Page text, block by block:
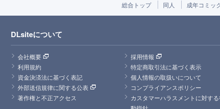
総合トップ 同人 成年コミッ
DLsiteについて
会社概要
採用情報
利用規約
特定商取引法に基づく表示
資金決済法に基づく表記
個人情報の取扱いについて
外部送信規律に関する公表
コンプライアンスポリシー
著作権と不正アクセス
カスタマーハラスメントに対す